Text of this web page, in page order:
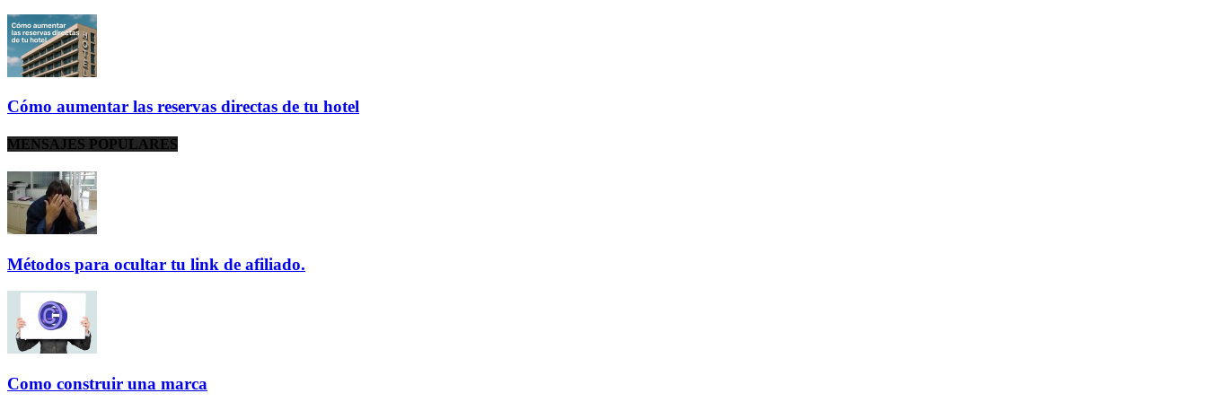
Cómo aumentar las reservas directas de tu hotel
MENSAJES POPULARES
Métodos para ocultar tu link de afiliado.
Como construir una marca